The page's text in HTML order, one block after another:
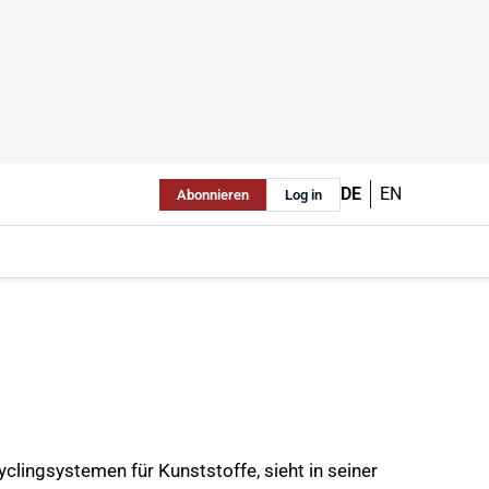
Abonnieren Log in DE EN
für Kunststoffe, sieht in seiner